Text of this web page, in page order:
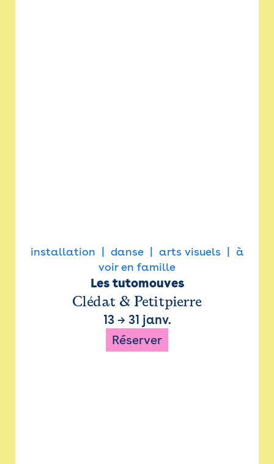
installation danse arts visuels
à
voir en famille
Les tutomouves
Clédat & Petitpierre
13→ 31 janv.
Réserver